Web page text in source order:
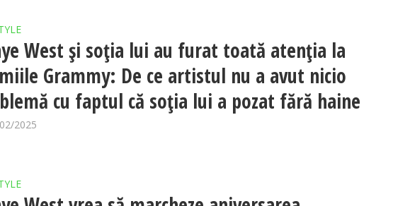
West și soția lui au furat toată atenția la
Grammy: De ce artistul nu a avut nicio
cu faptul că soția lui a pozat fără haine
2025